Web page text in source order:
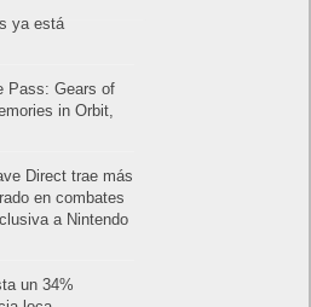
ya está
Pass: Gears of
in Orbit,
Direct trae más
en combates
a Nintendo
un 34%